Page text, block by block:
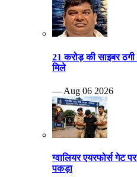
21 करोड़ की साइबर
मिले
— Aug 06 2026
ग्वालियर एयरफोर्स गेट
पकड़ा